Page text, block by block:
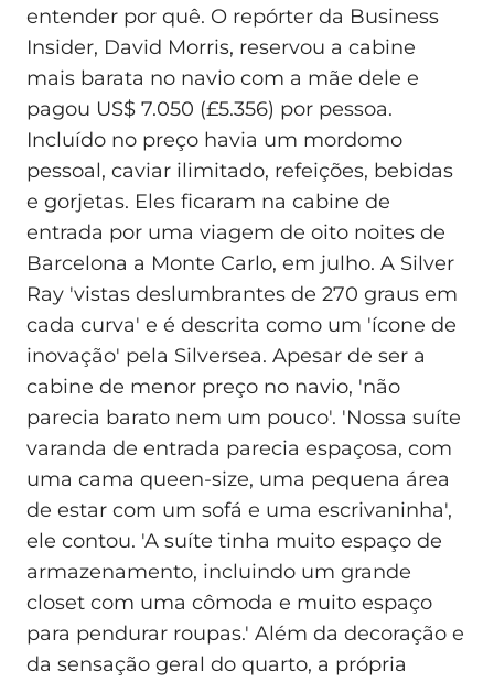
entender por quê. O repórter da Business
Insider, David Morris, reservou a cabine
mais barata no navio com a mãe dele e
pagou US$ 7.050 (£5.356) por pessoa.
Incluído no preço havia um mordomo
pessoal, caviar ilimitado, refeições, bebidas
e gorjetas. Eles ficaram na cabine de
entrada por uma viagem de oito noites de
Barcelona a Monte Carlo, em julho. A Silver
Ray 'vistas deslumbrantes de 270 graus em
cada curva' e é descrita como um 'ícone de
inovação' pela Silversea. Apesar de ser a
cabine de menor preço no navio, 'não
parecia barato nem um pouco'. 'Nossa suíte
varanda de entrada parecia espaçosa, com
uma cama queen-size, uma pequena área
de estar com um sofá e uma escrivaninha',
ele contou. 'A suíte tinha muito espaço de
armazenamento, incluindo um grande
closet com uma cômoda e muito espaço
para pendurar roupas.' Além da decoração e
da sensação geral do quarto, a própria